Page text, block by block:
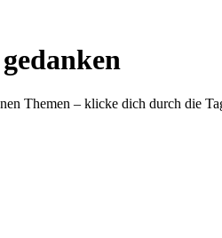
gedanken
Themen – klicke dich durch die